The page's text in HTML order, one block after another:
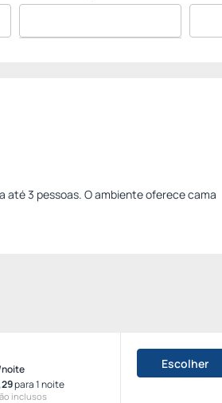
3 pessoas. O ambiente oferece cama
para 1 noite
inclusos
Escolher